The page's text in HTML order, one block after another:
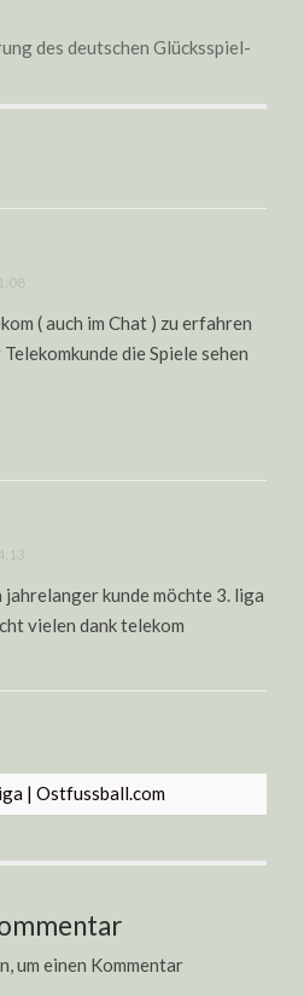
des deutschen Glücksspiel-
( auch im Chat ) zu erfahren
die Spiele sehen
kunde möchte 3. liga
vielen dank telekom
| Ostfussball.com
um einen Kommentar